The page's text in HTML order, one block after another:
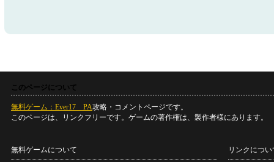
このページについて
無料ゲーム：Ever17 PA攻略・コメントページです。
このページは、リンクフリーです。ゲームの著作権は、製作者様にあります。
無料ゲームについて リンクについ